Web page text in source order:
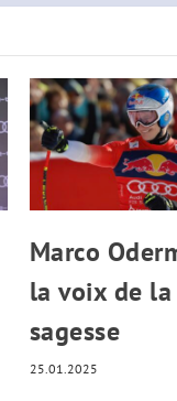
Marco
la voix de la
sagesse
25.01.2025